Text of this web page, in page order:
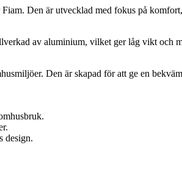
Den är utvecklad med fokus på
av aluminium, vilket ger låg vikt
Den är skapad för att ge en
design.